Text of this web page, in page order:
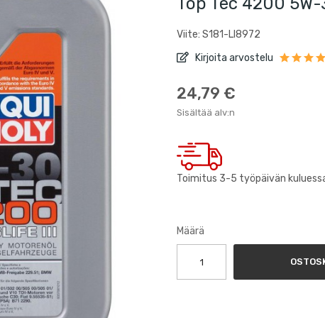
Viite: S181-LI8972
Kirjoita arvostelu
24,79 €
Sisältää alv:n
Toimitus 3-5 työpäivän
Määrä